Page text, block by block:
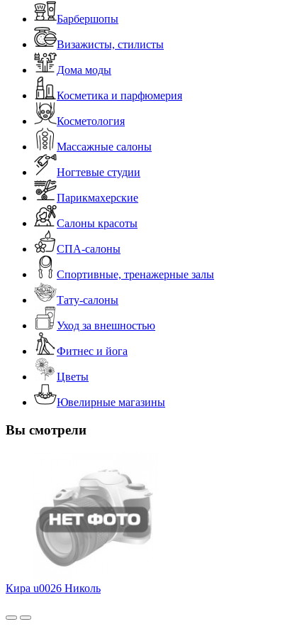
Барбершопы
Визажисты, стилисты
Дома моды
Косметика и парфюмерия
Косметология
Массажные салоны
Ногтевые студии
Парикмахерские
Салоны красоты
СПА-салоны
Спортивные, тренажерные залы
Тату-салоны
Уход за внешностью
Фитнес и йога
Цветы
Ювелирные магазины
Вы смотрели
Кира u0026 Николь